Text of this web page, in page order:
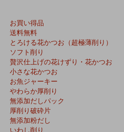
お買い得品
送料無料
とろける花かつお（超極薄削り）
ソフト削り
贅沢仕上げの花けずり・花かつお
小さな花かつお
お魚ジャーキー
やわらか厚削り
無添加だしパック
厚削り破砕片
無添加粉だし
いわし削り